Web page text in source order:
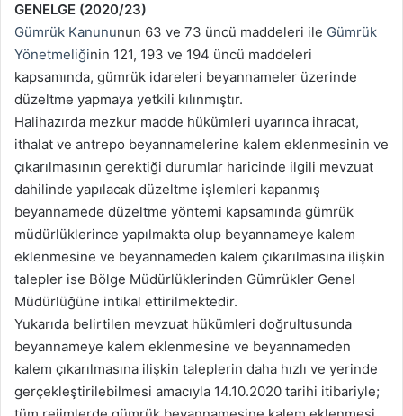
GENELGE (2020/23)
Gümrük Kanununun 63 ve 73 üncü maddeleri ile Gümrük
Yönetmeliğinin 121, 193 ve 194 üncü maddeleri
kapsamında, gümrük idareleri beyannameler üzerinde
düzeltme yapmaya yetkili kılınmıştır.
Halihazırda mezkur madde hükümleri uyarınca ihracat,
ithalat ve antrepo beyannamelerine kalem eklenmesinin ve
çıkarılmasının gerektiği durumlar haricinde ilgili mevzuat
dahilinde yapılacak düzeltme işlemleri kapanmış
beyannamede düzeltme yöntemi kapsamında gümrük
müdürlüklerince yapılmakta olup beyannameye kalem
eklenmesine ve beyannameden kalem çıkarılmasına ilişkin
talepler ise Bölge Müdürlüklerinden Gümrükler Genel
Müdürlüğüne intikal ettirilmektedir.
Yukarıda belirtilen mevzuat hükümleri doğrultusunda
beyannameye kalem eklenmesine ve beyannameden
kalem çıkarılmasına ilişkin taleplerin daha hızlı ve yerinde
gerçekleştirilebilmesi amacıyla 14.10.2020 tarihi itibariyle;